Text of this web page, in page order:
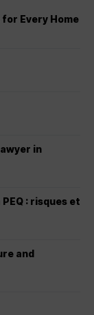
Every Home
in
: risques et
and